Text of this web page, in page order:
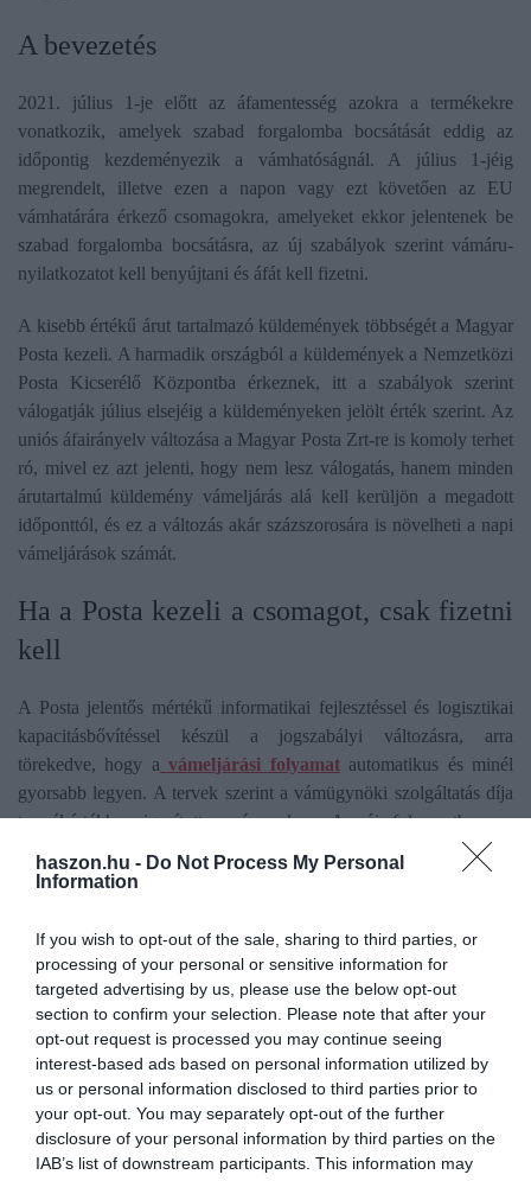
haszon.hu - Do Not Process My Personal
Information
If you wish to opt-out of the sale, sharing to third parties, or
processing of your personal or sensitive information for
targeted advertising by us, please use the below opt-out
section to confirm your selection. Please note that after your
opt-out request is processed you may continue seeing
interest-based ads based on personal information utilized by
us or personal information disclosed to third parties prior to
your opt-out. You may separately opt-out of the further
disclosure of your personal information by third parties on the
IAB’s list of downstream participants. This information may
A bevezetés
2021. július 1-je előtt az áfamentesség azokra a termékekre
vonatkozik, amelyek szabad forgalomba bocsátását eddig az
időpontig kezdeményezik a vámhatóságnál. A július 1-jéig
megrendelt, illetve ezen a napon vagy ezt követően az EU
vámhatárára érkező csomagokra, amelyeket ekkor jelentenek be
szabad forgalomba bocsátásra, az új szabályok szerint vámáru-
nyilatkozatot kell benyújtani és áfát kell fizetni.
A kisebb értékű árut tartalmazó küldemények többségét a Magyar
Posta kezeli. A harmadik országból a küldemények a Nemzetközi
Posta Kicserélő Központba érkeznek, itt a szabályok szerint
válogatják július elsejéig a küldeményeken jelölt érték szerint. Az
uniós áfairányelv változása a Magyar Posta Zrt-re is komoly terhet
ró, mivel ez azt jelenti, hogy nem lesz válogatás, hanem minden
árutartalmú küldemény vámeljárás alá kell kerüljön a megadott
időponttól, és ez a változás akár százszorosára is növelheti a napi
vámeljárások számát.
Ha a Posta kezeli a csomagot, csak fizetni
kell
A Posta jelentős mértékű informatikai fejlesztéssel és logisztikai
kapacitásbővítéssel készül a jogszabályi változásra, arra
törekedve, hogy a vámeljárási folyamatautomatikus és minél
gyorsabb legyen. A tervek szerint a vámügynöki szolgáltatás díja
termékértékhez igazítottan sávos lesz. Az új folyamatban az
ügyfelek számára elsődlegesen az online fizetés lesz ajánlott,
amelyhez díjelőny is társul.
Minden online rendelés esetén, de a vámeljárás miatt az Európai
Unión kívüli rendeléskor különösen fontos a pontos címadatok
(név, cím) mellett az elektronikus elérhetőségek (email, telefon)
megadása is, mert a megfelelő adatok birtokában a Posta
automatikusan elvégzi a vámeljárást, és fizetést követően a
szabályok szerint kézbesíti a küldeményt.
általános forgalmi adó